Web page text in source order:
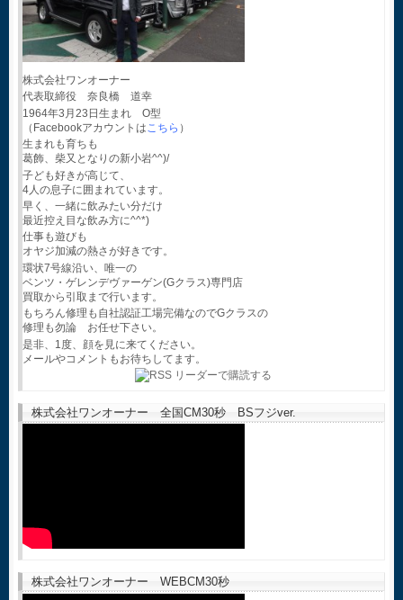
株式会社ワンオーナー
代表取締役 奈良橋 道幸
1964年3月23日生まれ O型
（Facebookアカウントはこちら ）
生まれも育ちも
葛飾、柴又となりの新小岩^^)/
子ども好きが高じて、
4人の息子に囲まれています。
早く、一緒に飲みたい分だけ
最近控え目な飲み方に^^*)
仕事も遊びも
オヤジ加減の熱さが好きです。
環状7号線沿い、唯一の
ベンツ・ゲレンデヴァーゲン(Gクラス)専門店
買取から引取まで行います。
もちろん修理も自社認証工場完備なのでGクラスの
修理も勿論 お任せ下さい。
是非、1度、顔を見に来てください。
メールやコメントもお待ちしてます。
株式会社ワンオーナー 全国CM30秒 BSフジver.
株式会社ワンオーナー WEBCM30秒